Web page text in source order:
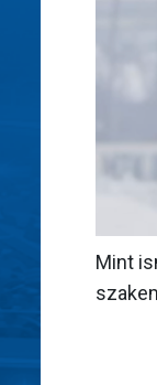
Mint